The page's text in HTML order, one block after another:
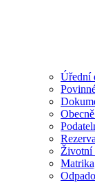
Úřední
Životní